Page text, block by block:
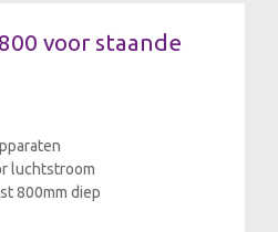
voor staande
luchtstroom
800mm diep